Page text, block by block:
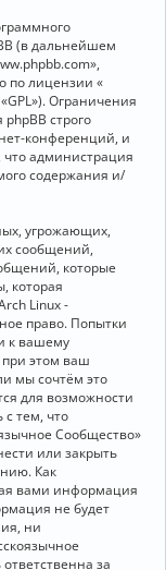
(в дальнейшем
по лицензии «
Ограничения
строго
конференций, и
что администрация
содержания и/
угрожающих,
сообщений,
которые
которая
Linux -
право. Попытки
к вашему
этом ваш
мы сочтём это
для возможности
с тем, что
Сообщество»
или закрыть
Как
вами информация
не будет
ни
за